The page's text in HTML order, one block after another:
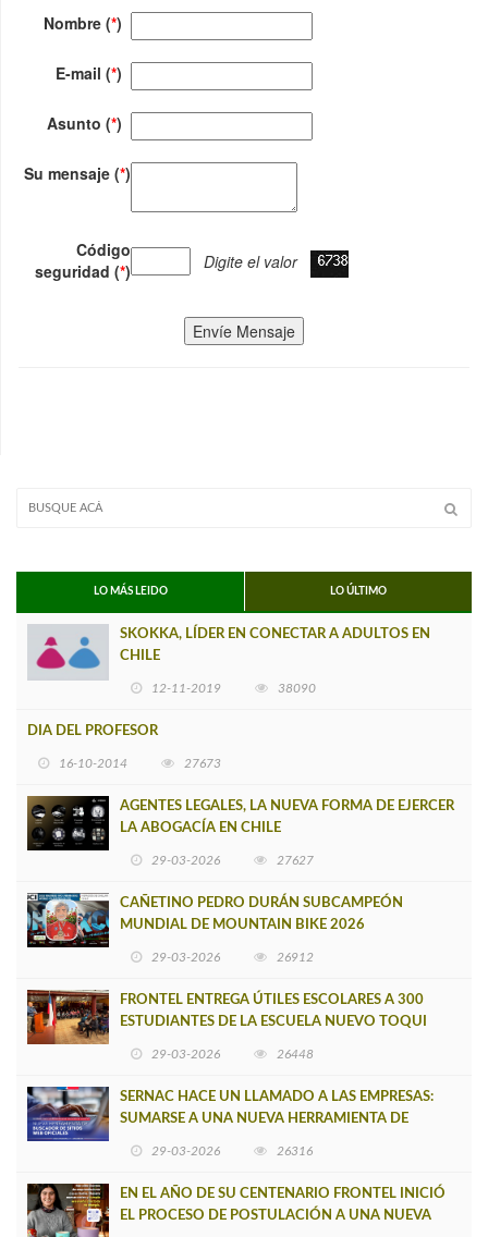
Nombre (*)
E-mail (*)
Asunto (*)
Su mensaje (*)
Código
seguridad (*) Digite el valor
Envíe Mensaje
LO MÁS LEIDO LO ÚLTIMO
SKOKKA, LÍDER EN CONECTAR A ADULTOS EN
CHILE
12-11-2019 38090
DIA DEL PROFESOR
16-10-2014 27673
AGENTES LEGALES, LA NUEVA FORMA DE EJERCER
LA ABOGACÍA EN CHILE
29-03-2026 27627
CAÑETINO PEDRO DURÁN SUBCAMPEÓN
MUNDIAL DE MOUNTAIN BIKE 2026
29-03-2026 26912
FRONTEL ENTREGA ÚTILES ESCOLARES A 300
ESTUDIANTES DE LA ESCUELA NUEVO TOQUI
29-03-2026 26448
SERNAC HACE UN LLAMADO A LAS EMPRESAS:
SUMARSE A UNA NUEVA HERRAMIENTA DE
29-03-2026 26316
EN EL AÑO DE SU CENTENARIO FRONTEL INICIÓ
EL PROCESO DE POSTULACIÓN A UNA NUEVA